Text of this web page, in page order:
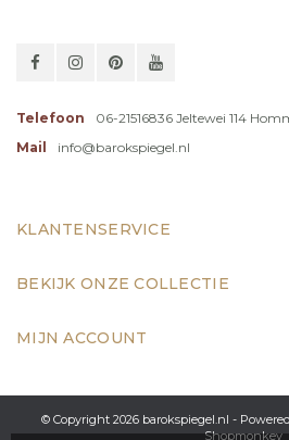
Telefoon
06-21516836 Jeltewei 114
Mail
info@barokspiegel.nl
KLANTENSERVICE
BEKIJK ONZE COLLECTIE
MIJN ACCOUNT
© Copyright 2026 barokspiegel.nl -
Shopmonkey